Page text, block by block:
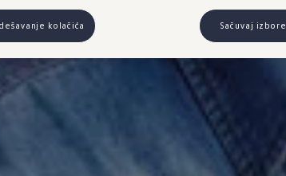
kolačića Sačuvaj izbore